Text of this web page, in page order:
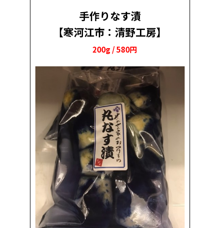
手作りなす漬
【寒河江市：清野工房】
200g / 580円